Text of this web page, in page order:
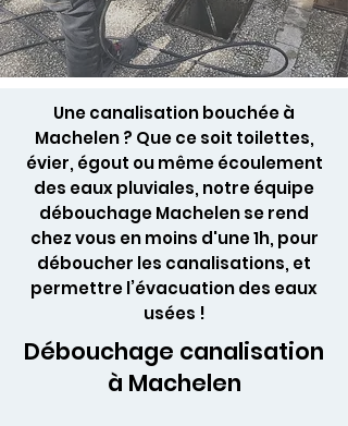
Une canalisation bouchée à
Machelen ? Que ce soit toilettes,
évier, égout ou même écoulement
des eaux pluviales, notre équipe
débouchage Machelen se rend
chez vous en moins d'une 1h, pour
déboucher les canalisations, et
permettre l’évacuation des eaux
usées !
Débouchage canalisation
à Machelen